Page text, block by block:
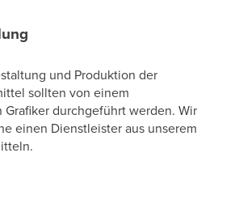
und Produktion der
sollten von einem
Grafiker durchgeführt werden. Wir
einen Dienstleister aus unserem